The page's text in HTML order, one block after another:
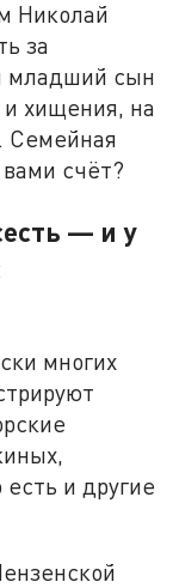
Николай
за
младший сын
хищения, на
Семейная
счёт?
— и у
многих
и другие